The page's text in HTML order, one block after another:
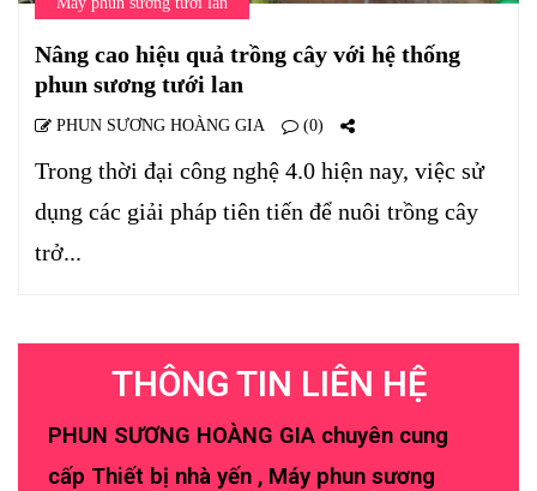
Nâng cao hiệu quả trồng cây với hệ thống
phun sương tưới lan
PHUN SƯƠNG HOÀNG GIA (0)
Trong thời đại công nghệ 4.0 hiện nay, việc sử
dụng các giải pháp tiên tiến để nuôi trồng cây
trở...
THÔNG TIN LIÊN HỆ
PHUN SƯƠNG HOÀNG GIA chuyên cung
cấp Thiết bị nhà yến , Máy phun sương